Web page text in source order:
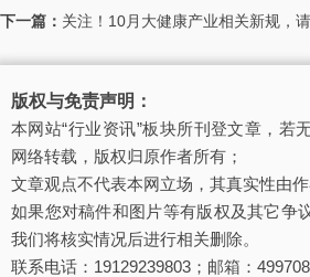
下一篇： 关注！10月大健康产业相关新规，请
版权与免责声明：
本网站“行业资讯”板块所刊登文章，若
网络转载，版权归原作者所有；
文章观点不代表本网立场，其真实性由
如果您对稿件和图片等有版权及其它争
我们将核实情况后进行相关删除。
联系电话：19129239803；邮箱：